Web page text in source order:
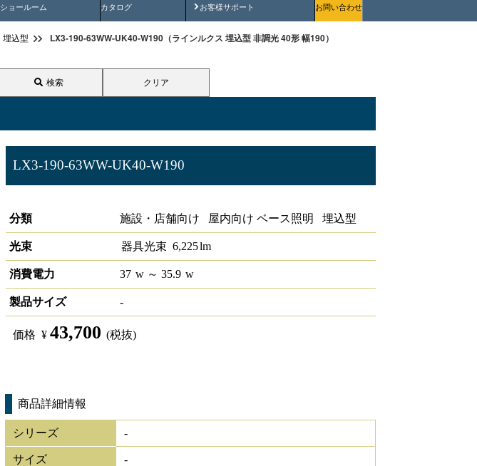
ショールーム カタログ お客様サポート
安全にご使用いただくためにお問い合わせ
埋込型 LX3-190-63WW-UK40-W190（ラインルクス 埋込型 非調光 40形 幅190）
検索 クリア
LX3-190-63WW-UK40-W190
分類
施設・店舗向け 屋内向け ベース照明 埋込型
光束 器具光束 6,225lm
消費電力 37 w ～ 35.9 w
製品サイズ -
価格 ¥ 43,700 (税抜)
商品詳細情報
シリーズ -
サイズ -